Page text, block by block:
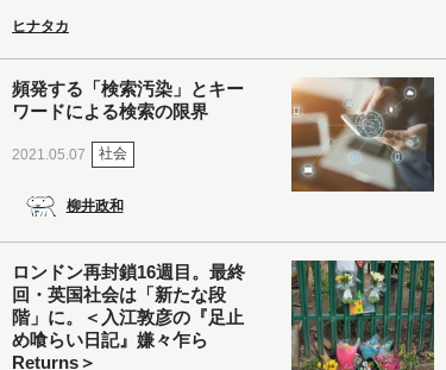
ヒナタカ
頻発する「検索汚染」とキー
ワードによる検索の限界
2021.05.07 社会
柳井政和
ロンドン再封鎖16週目。最終
回・英国社会は「新たな段
階」に。＜入江敦彦の『足止
め喰らい日記』嫌々乍ら
Returns＞